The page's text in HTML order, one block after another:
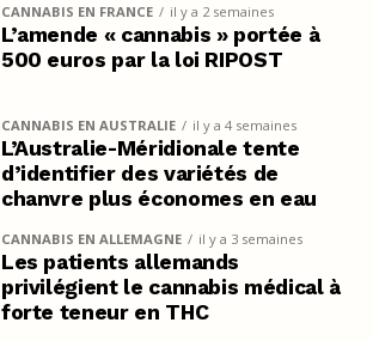
CANNABIS EN FRANCE il y a 2 semaines
L’amende « cannabis » portée à
500 euros par la loi RIPOST
CANNABIS EN AUSTRALIE il y a 4 semaines
L’Australie-Méridionale tente
d’identifier des variétés de
chanvre plus économes en eau
CANNABIS EN ALLEMAGNE il y a 3 semaines
Les patients allemands
privilégient le cannabis médical à
forte teneur en THC